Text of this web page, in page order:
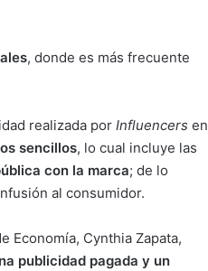
, donde es más frecuente
realizada por Influencers en
sencillos, lo cual incluye las
con la marca; de lo
al consumidor.
Economía, Cynthia Zapata,
publicidad pagada y un